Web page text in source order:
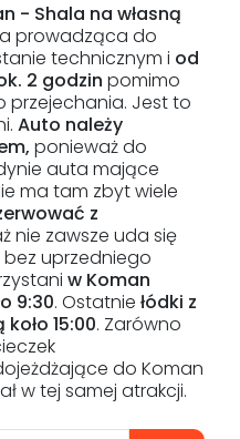
- Shala na własną
prowadząca do
technicznym i od
2 godzin pomimo
przejechania. Jest to
Auto należy
ponieważ do
auta mające
ma tam zbyt wiele
z
nie zawsze uda się
bez uprzedniego
w Koman
9:30. Ostatnie łódki z
15:00. Zarówno
do Koman
w tej samej atrakcji.